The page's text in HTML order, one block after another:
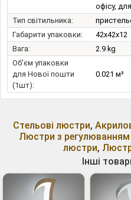
офісу,
Тип світильника:
Габарити упаковки:
42x42x12
Вага:
2.9 kg
Об'єм упаковки
для Нової пошти
(1шт):
0.021 м³
Стельові люстри,
Люстри з регулюванням
люстри,
Інші